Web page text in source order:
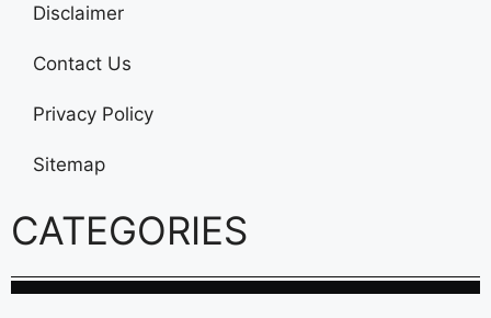
Disclaimer
Contact Us
Privacy Policy
Sitemap
CATEGORIES